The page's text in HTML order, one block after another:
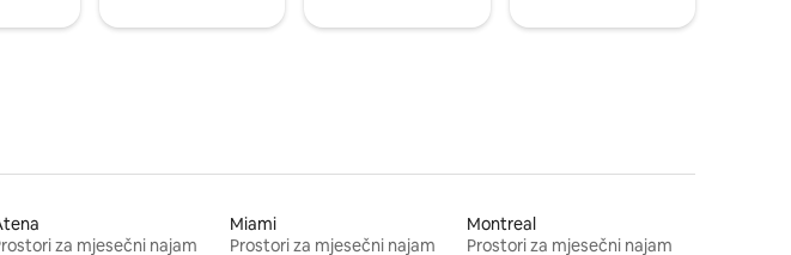
za mjesečni najam
Miami
Prostori za mjesečni najam
Montreal
Prostori za mjesečni najam